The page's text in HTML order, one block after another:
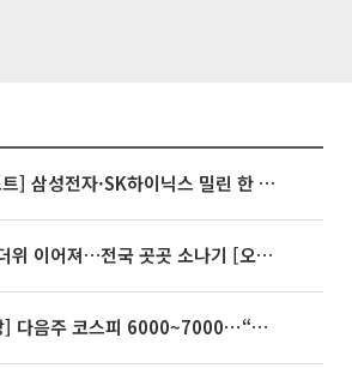
[베스트&워스트] 삼성전자·SK하이닉스 밀린 한 주…상상인증권은 85% 급등
35도 안팎 무더위 이어져…전국 곳곳 소나기 [오늘 날씨]
[주간증시전망] 다음주 코스피 6000~7000⋯“外人 수급은 정책이 변수”